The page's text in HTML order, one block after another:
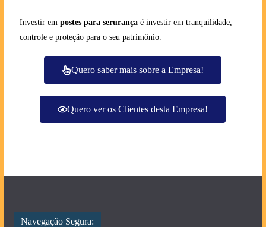
Investir em postes para serurançaé investir em tranquilidade,
controle e proteção para o seu patrimônio.
Quero saber mais sobre a Empresa!
Quero ver os Clientes desta Empresa!
Navegação Segura: